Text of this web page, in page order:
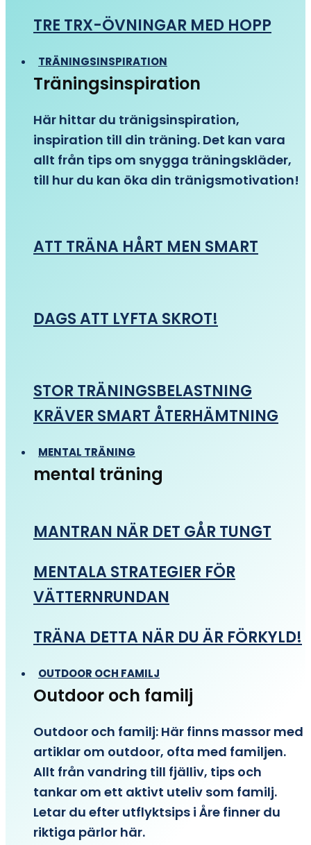
TRE TRX-ÖVNINGAR MED HOPP
TRÄNINGSINSPIRATION
Träningsinspiration
Här hittar du tränigsinspiration,
inspiration till din träning. Det kan vara
allt från tips om snygga träningskläder,
till hur du kan öka din tränigsmotivation!
ATT TRÄNA HÅRT MEN SMART
DAGS ATT LYFTA SKROT!
STOR TRÄNINGSBELASTNING
KRÄVER SMART ÅTERHÄMTNING
MENTAL TRÄNING
mental träning
MANTRAN NÄR DET GÅR TUNGT
MENTALA STRATEGIER FÖR
VÄTTERNRUNDAN
TRÄNA DETTA NÄR DU ÄR FÖRKYLD!
OUTDOOR OCH FAMILJ
Outdoor och familj
Outdoor och familj: Här finns massor med
artiklar om outdoor, ofta med familjen.
Allt från vandring till fjälliv, tips och
tankar om ett aktivt uteliv som familj.
Letar du efter utflyktsips i Åre finner du
riktiga pärlor här.